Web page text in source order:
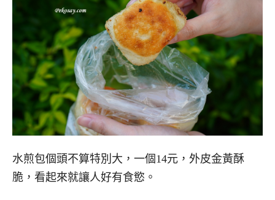
水煎包個頭不算特別大，一個14元，外皮金黃酥
脆，看起來就讓人好有食慾。